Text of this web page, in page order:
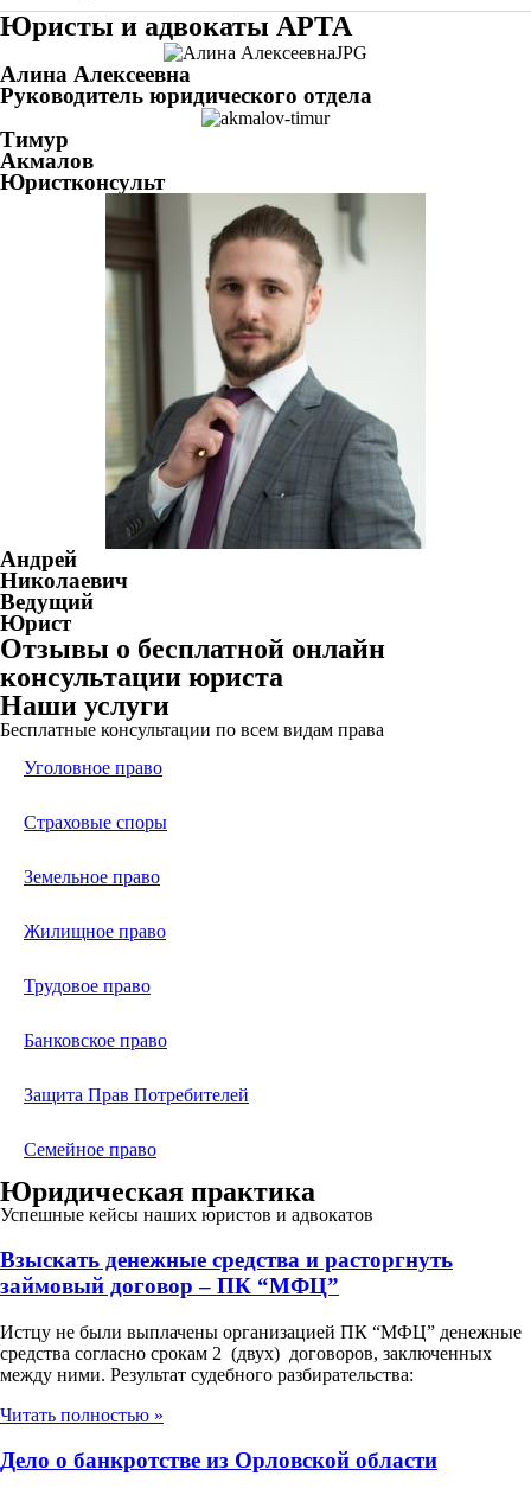
Юристы и адвокаты АРТА
Алина Алексеевна
Руководитель юридического отдела
Тимур
Акмалов
Юристконсульт
Андрей
Николаевич
Ведущий
Юрист
Отзывы о бесплатной онлайн
консультации юриста
Наши услуги
Бесплатные консультации по всем видам права
Уголовное право
Страховые споры
Земельное право
Жилищное право
Трудовое право
Банковское право
Защита Прав Потребителей
Семейное право
Юридическая практика
Успешные кейсы наших юристов и адвокатов
Взыскать денежные средства и расторгнуть
займовый договор – ПК “МФЦ”
Истцу не были выплачены организацией ПК “МФЦ” денежные
средства согласно срокам 2 (двух) договоров, заключенных
между ними. Результат судебного разбирательства:
Читать полностью »
Дело о банкротстве из Орловской области